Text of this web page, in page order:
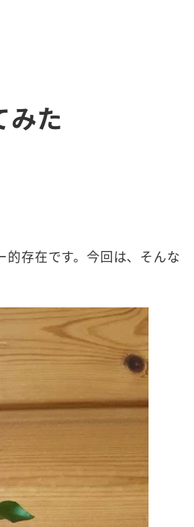
みた
存在です。今回は、そんな